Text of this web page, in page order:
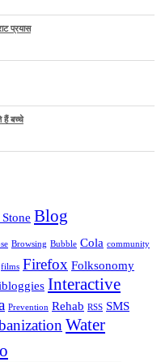
प्रयास
बच्चे
Blog
Browsing Bubble Cola community
films Firefox Folksonomy
Interactive
Prevention Rehab RSS SMS
Water